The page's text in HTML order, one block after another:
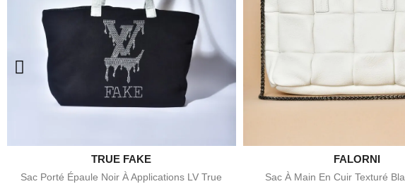
Aperçu rapide
TRUE FAKE
Sac Porté Épaule Noir À Applications LV True
Aperçu rapide
FALORNI
Sac À Main En Cuir Texturé